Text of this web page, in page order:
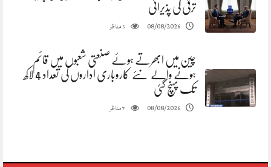
ترقی کی پذیرائی
08/08/2026
5مناظر
چین میں ابھرتے ہوئے صنعتی شعبوں میں قائم
ہونے والے نئے کاروباری اداروں کی تعداد 4 لاکھ
تک پہنچ گئی
08/08/2026
7مناظر